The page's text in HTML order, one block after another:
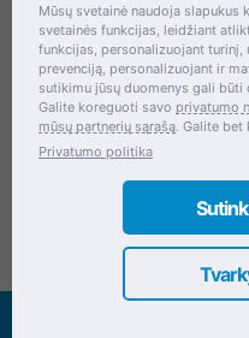
Šventupės g. 28,
+370 (672) 27 650
info@dokrinesa.lt
MB PETHOMEPEOPLE
Įmonės kodas:
Visos teisės
Mūsų svetainė naudoja
svetainės funkcijas, leidžiant
funkcijas, personalizuojant
prevenciją, personalizuojant ir
sutikimu jūsų duomenys gali
Galite koreguoti savo privatumo
mūsų partnerių sąrašą. Galite bet
Privatumo politika